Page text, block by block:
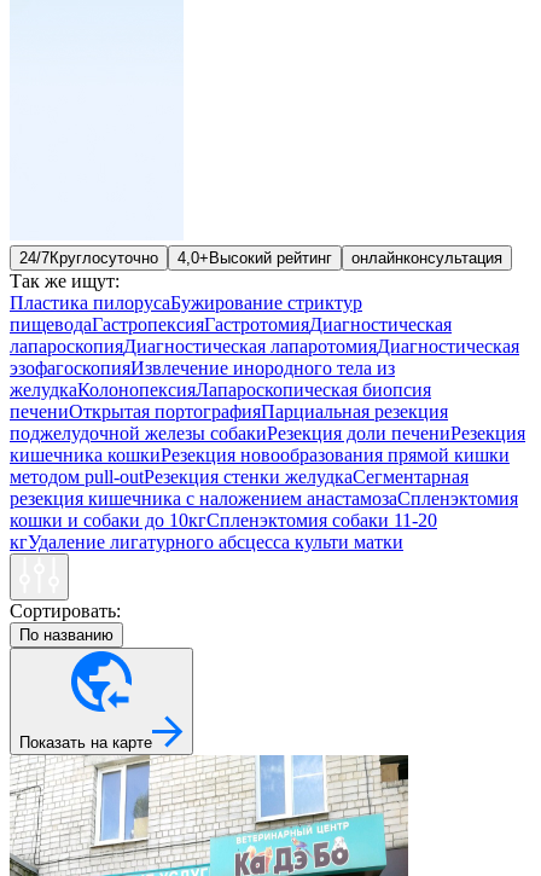
24/7Круглосуточно 4,0+ Высокий рейтинг онлайнконсультация
Так же ищут:
Пластика пилорусаБужирование стриктур
пищеводаГастропексияГастротомияДиагностическая
лапароскопияДиагностическая лапаротомияДиагностическая
эзофагоскопияИзвлечение инородного тела из
желудкаКолонопексияЛапароскопическая биопсия
печениОткрытая портографияПарциальная резекция
поджелудочной железы собакиРезекция доли печениРезекция
кишечника кошкиРезекция новообразования прямой кишки
методом pull-outРезекция стенки желудкаСегментарная
резекция кишечника с наложением анастамозаСпленэктомия
кошки и собаки до 10кгСпленэктомия собаки 11-20
кгУдаление лигатурного абсцесса культи матки
Сортировать:
По названию
Показать на карте